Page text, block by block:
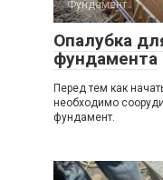
Фундамент
Опалубка
фундамента
Перед тем как
необходимо
фундамент.